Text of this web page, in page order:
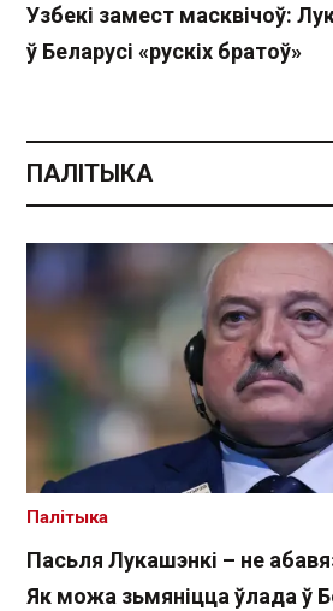
Узбекі замест масквічоў:
ў Беларусі «рускіх братоў»
ПАЛІТЫКА
Пасьля Лукашэнкі – не
Як можа зьмяніцца ўлада ў
Палітыка